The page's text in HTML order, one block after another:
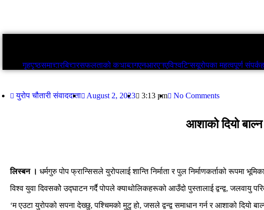
गृहपृष्ठसमाचारबिचारसफलताको कथाब्लगएनआरएनएविश्वटिप्सयूरोपका महत्वपूर्ण
युरोप चौतारी संवाददाता August 2, 2023 3:13 pm No Comments
आशाको दियो
लिस्बन । धर्मगुरु पोप फ्रान्सिसले युरोपलाई शान्ति निर्माता र पुल निर्माणकर्ताको रूपमा
विश्व युवा दिवसकोे उद्घाटन गर्दै पोपले क्याथोलिकहरूको आउँदो पुस्तालाई द्वन्द्व, जलवायु
‘म एउटा युरोपको सपना देख्छु, पश्चिमको मुटु हो, जसले द्वन्द्व समाधान गर्न र आशाको दियो